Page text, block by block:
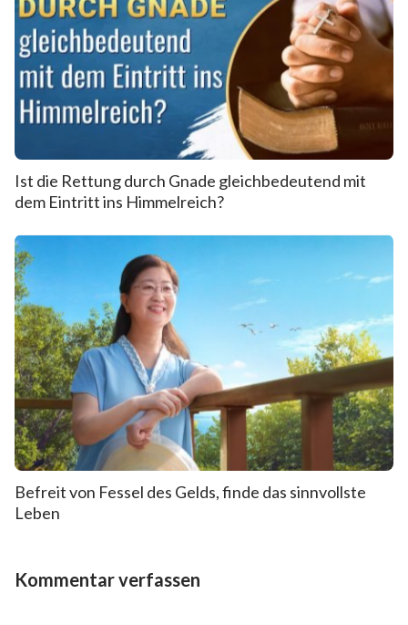
Ist die Rettung durch Gnade gleichbedeutend mit
dem Eintritt ins Himmelreich?
Befreit von Fessel des Gelds, finde das sinnvollste
Leben
Kommentar verfassen